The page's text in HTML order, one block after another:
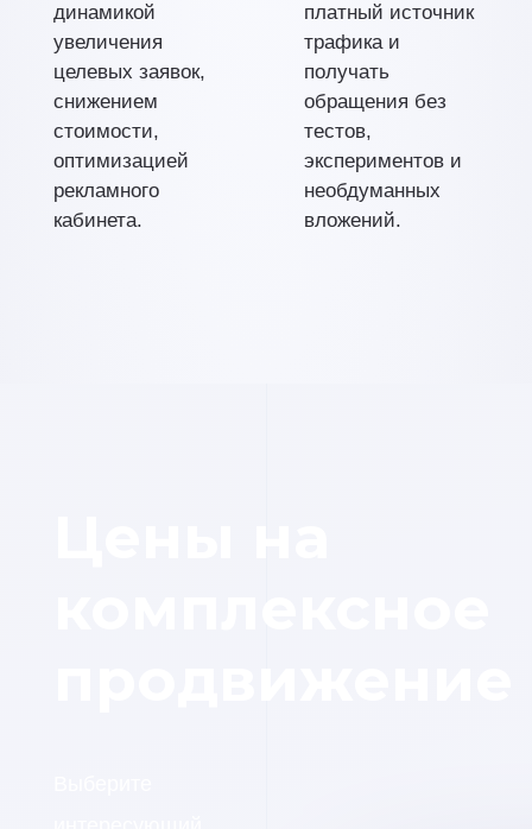
динамикой
увеличения
целевых заявок,
снижением
стоимости,
оптимизацией
рекламного
кабинета.
платный источник
трафика и
получать
обращения без
тестов,
экспериментов и
необдуманных
вложений.